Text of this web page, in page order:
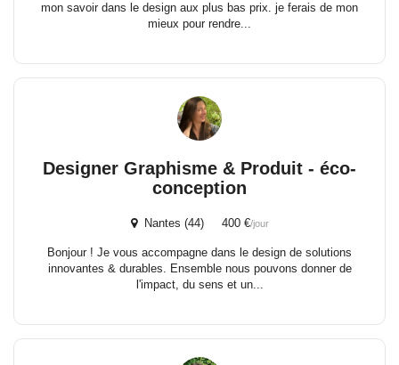
mon savoir dans le design aux plus bas prix. je ferais de mon
mieux pour rendre...
Designer Graphisme & Produit - éco-
conception
Nantes (44) 400 €/jour
Bonjour ! Je vous accompagne dans le design de solutions
innovantes & durables. Ensemble nous pouvons donner de
l'impact, du sens et un...